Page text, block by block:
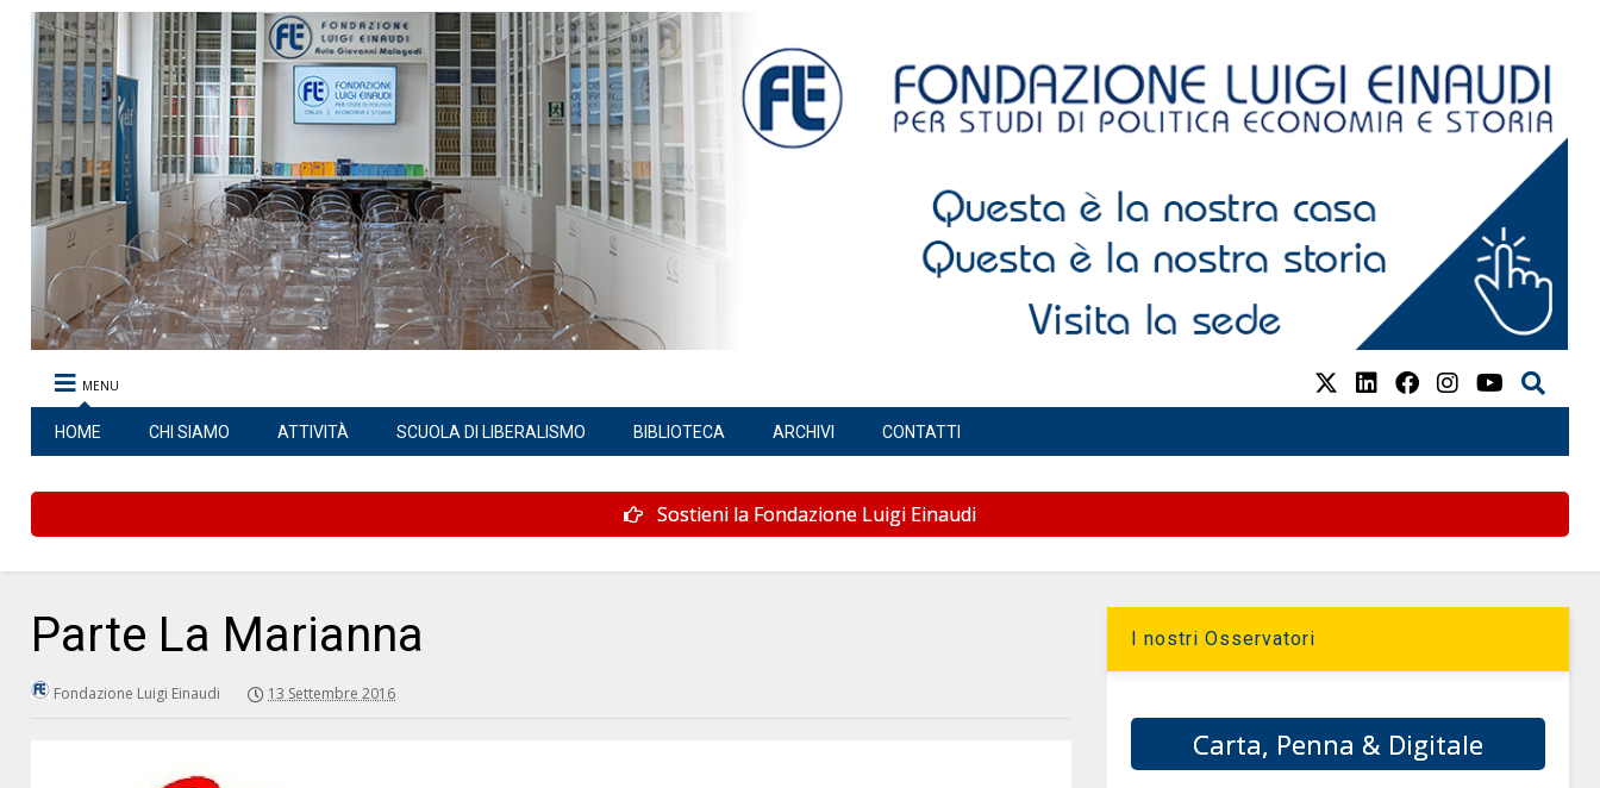
MENU
HOME CHI SIAMO ATTIVITÀ SCUOLA DI LIBERALISMO BIBLIOTECA ARCHIVI CONTATTI
Sostieni la Fondazione Luigi Einaudi
Parte La Marianna
Fondazione Luigi Einaudi 13 Settembre 2016
I nostri Osservatori
Carta, Penna & Digitale